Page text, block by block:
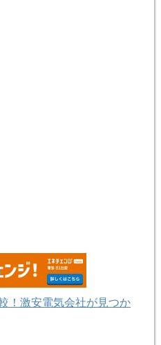
！激安電気会社が見つか